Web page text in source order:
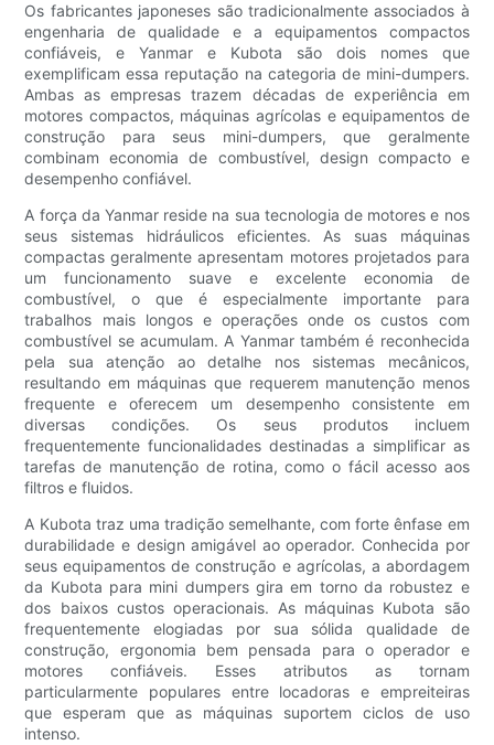
Os fabricantes japoneses são tradicionalmente associados à
engenharia de qualidade e a equipamentos compactos
confiáveis, e Yanmar e Kubota são dois nomes que
exemplificam essa reputação na categoria de mini-dumpers.
Ambas as empresas trazem décadas de experiência em
motores compactos, máquinas agrícolas e equipamentos de
construção para seus mini-dumpers, que geralmente
combinam economia de combustível, design compacto e
desempenho confiável.
A força da Yanmar reside na sua tecnologia de motores e nos
seus sistemas hidráulicos eficientes. As suas máquinas
compactas geralmente apresentam motores projetados para
um funcionamento suave e excelente economia de
combustível, o que é especialmente importante para
trabalhos mais longos e operações onde os custos com
combustível se acumulam. A Yanmar também é reconhecida
pela sua atenção ao detalhe nos sistemas mecânicos,
resultando em máquinas que requerem manutenção menos
frequente e oferecem um desempenho consistente em
diversas condições. Os seus produtos incluem
frequentemente funcionalidades destinadas a simplificar as
tarefas de manutenção de rotina, como o fácil acesso aos
filtros e fluidos.
A Kubota traz uma tradição semelhante, com forte ênfase em
durabilidade e design amigável ao operador. Conhecida por
seus equipamentos de construção e agrícolas, a abordagem
da Kubota para mini dumpers gira em torno da robustez e
dos baixos custos operacionais. As máquinas Kubota são
frequentemente elogiadas por sua sólida qualidade de
construção, ergonomia bem pensada para o operador e
motores confiáveis. Esses atributos as tornam
particularmente populares entre locadoras e empreiteiras
que esperam que as máquinas suportem ciclos de uso
intenso.